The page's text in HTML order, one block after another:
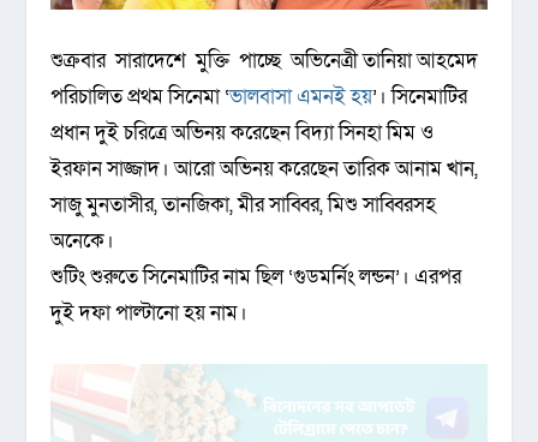
শুক্রবার সারাদেশে মুক্তি পাচ্ছে অভিনেত্রী তানিয়া আহমেদ
পরিচালিত প্রথম সিনেমা ‘ভালবাসা এমনই হয়’। সিনেমাটির
প্রধান দুই চরিত্রে অভিনয় করেছেন বিদ্যা সিনহা মিম ও
ইরফান সাজ্জাদ। আরো অভিনয় করেছেন তারিক আনাম খান,
সাজু মুনতাসীর, তানজিকা, মীর সাব্বির, মিশু সাব্বিরসহ
অনেকে।
শুটিং শুরুতে সিনেমাটির নাম ছিল ‘গুডমর্নিং লন্ডন’। এরপর
দুই দফা পাল্টানো হয় নাম।